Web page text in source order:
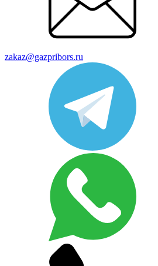
zakaz@gazpribors.ru